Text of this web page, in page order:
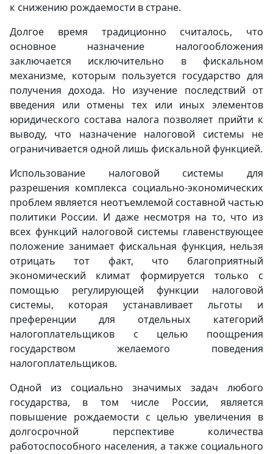
к снижению рождаемости в стране.
Долгое время традиционно считалось, что
основное назначение налогообложения
заключается исключительно в фискальном
механизме, которым пользуется государство для
получения дохода. Но изучение последствий от
введения или отмены тех или иных элементов
юридического состава налога позволяет прийти к
выводу, что назначение налоговой системы не
ограничивается одной лишь фискальной функцией.
Использование налоговой системы для
разрешения комплекса социально-экономических
проблем является неотъемлемой составной частью
политики России. И даже несмотря на то, что из
всех функций налоговой системы главенствующее
положение занимает фискальная функция, нельзя
отрицать тот факт, что благоприятный
экономический климат формируется только с
помощью регулирующей функции налоговой
системы, которая устанавливает льготы и
преференции для отдельных категорий
налогоплательщиков с целью поощрения
государством желаемого поведения
налогоплательщиков.
Одной из социально значимых задач любого
государства, в том числе России, является
повышение рождаемости с целью увеличения в
долгосрочной перспективе количества
работоспособного населения, а также социального